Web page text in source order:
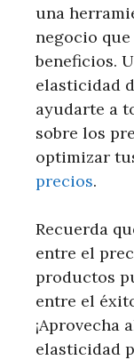
una
negocio
beneficios.
elasticidad
ayudarte a
sobre los
optimizar
precios.
Recuerda
entre el
productos
entre el
¡Aprovecha
elasticidad